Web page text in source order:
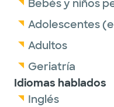
Bebés y niños
Adolescentes
Adultos
Geriatría
Idiomas hablados
Inglés